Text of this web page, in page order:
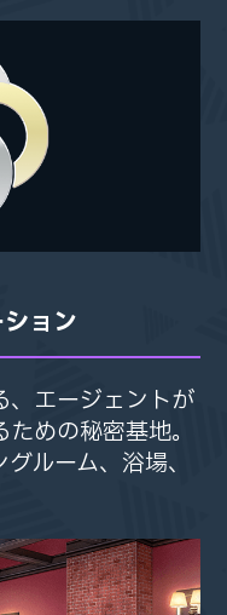
ョン
エージェントが
めの秘密基地。
ルーム、浴場、
エージェントが
めの秘密基地。
ルーム、浴場、